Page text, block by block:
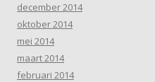
december 2014
oktober 2014
mei 2014
maart 2014
februari 2014